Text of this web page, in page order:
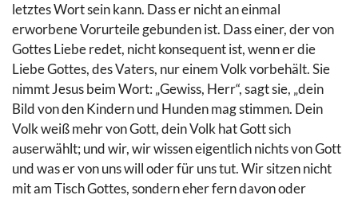
letztes Wort sein kann. Dass er nicht an einmal
erworbene Vorurteile gebunden ist. Dass einer, der von
Gottes Liebe redet, nicht konsequent ist, wenn er die
Liebe Gottes, des Vaters, nur einem Volk vorbehält. Sie
nimmt Jesus beim Wort: „Gewiss, Herr“, sagt sie, „dein
Bild von den Kindern und Hunden mag stimmen. Dein
Volk weiß mehr von Gott, dein Volk hat Gott sich
auserwählt; und wir, wir wissen eigentlich nichts von Gott
und was er von uns will oder für uns tut. Wir sitzen nicht
mit am Tisch Gottes, sondern eher fern davon oder